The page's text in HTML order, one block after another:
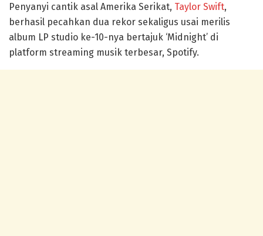
Penyanyi cantik asal Amerika Serikat, Taylor Swift,
berhasil pecahkan dua rekor sekaligus usai merilis
album LP studio ke-10-nya bertajuk ‘Midnight’ di
platform streaming musik terbesar, Spotify.